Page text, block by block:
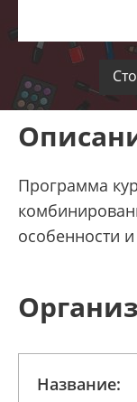
Программа
особенности
Название: